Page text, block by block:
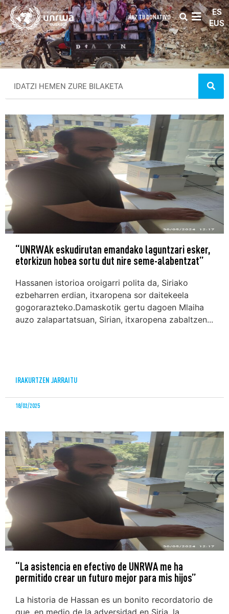
HAZ TU DONATIVO
ES
EUS
“UNRWAk eskudirutan emandako laguntzari esker,
etorkizun hobea sortu dut nire seme-alabentzat”
Hassanen istorioa oroigarri polita da, Siriako
ezbeharren erdian, itxaropena sor daitekeela
gogorarazteko.Damaskotik gertu dagoen Mlaiha
auzo zalapartatsuan, Sirian, itxaropena zabaltzen...
IRAKURTZEN JARRAITU
18/02/2025
“La asistencia en efectivo de UNRWA me ha
permitido crear un futuro mejor para mis hijos”
La historia de Hassan es un bonito recordatorio de